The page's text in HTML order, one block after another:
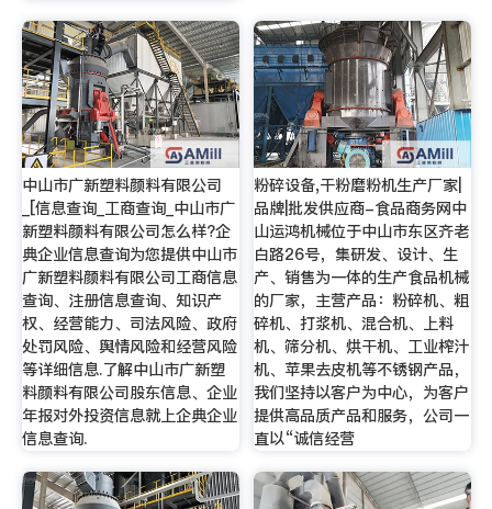
中山市广新塑料颜料有限公司
_[信息查询_工商查询_中山市广
新塑料颜料有限公司怎么样?企
典企业信息查询为您提供中山市
广新塑料颜料有限公司工商信息
查询、注册信息查询、知识产
权、经营能力、司法风险、政府
处罚风险、舆情风险和经营风险
等详细信息.了解中山市广新塑
料颜料有限公司股东信息、企业
年报对外投资信息就上企典企业
信息查询.
粉碎设备,干粉磨粉机生产厂家|
品牌|批发供应商-食品商务网中
山运鸿机械位于中山市东区齐老
白路26号，集研发、设计、生
产、销售为一体的生产食品机械
的厂家，主营产品：粉碎机、粗
碎机、打浆机、混合机、上料
机、筛分机、烘干机、工业榨汁
机、苹果去皮机等不锈钢产品，
我们坚持以客户为中心，为客户
提供高品质产品和服务，公司一
直以“诚信经营